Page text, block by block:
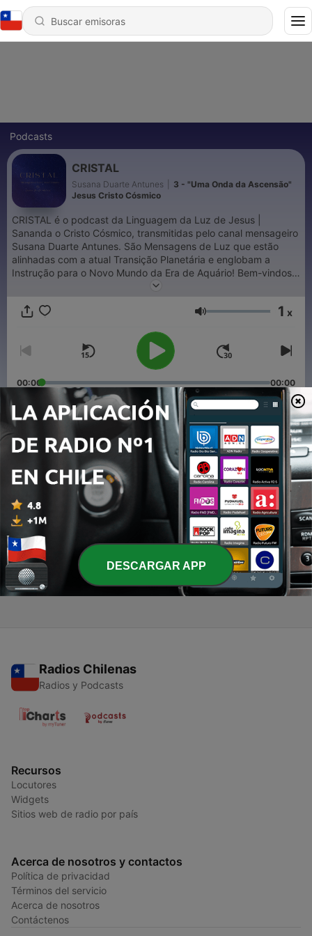
Podcasts
CRISTAL
Susana Duarte Antunes
3 - "Uma Onda da Ascensão"
Jesus Cristo Cósmico
CRISTAL é o podcast da Linguagem da Luz de Jesus |
Sananda o Cristo Cósmico, transmitidas pelo canal mensageiro
Susana Duarte Antunes. São Mensagens de Luz que estão
alinhadas com a atual Transição Planetária e englobam a
Instrução para o Novo Mundo da Era de Aquário! Bem-vindos à
Luz Cristal! Susana Duarte Antunes . Direitos Reservados 2021
Volumen 1 x
00:00 00:00
Episodios
3 - "Uma Onda da Ascensão" Jesus Cristo Cósmico
31 ene. 2021
2 - "Viver em Propósito" Jesus Cristo Cósmico
1 - "Todo o Meu Amor é vosso!" Jesus Cristo Cósmico
17 ene. 2021
Radios Chilenas
Radios y Podcasts
Recursos
Locutores
Widgets
Sitios web de radio por país
Acerca de nosotros y contactos
Política de privacidad
Términos del servicio
Acerca de nosotros
Contáctenos
DESCARGAR APP